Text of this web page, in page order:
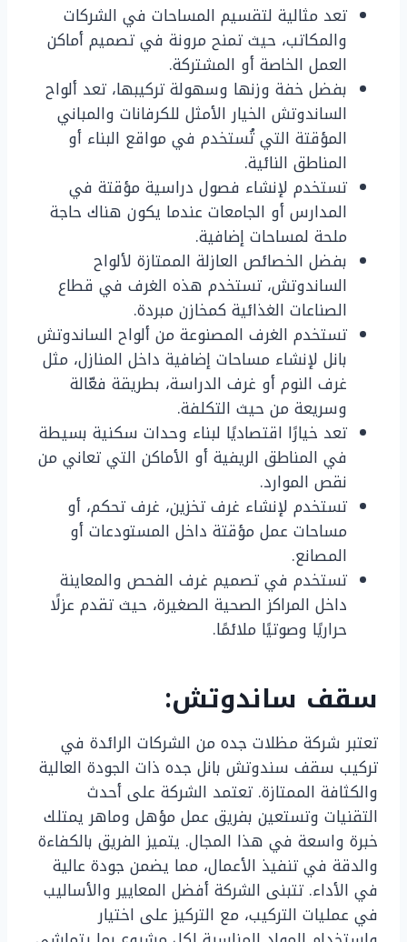
تعد مثالية لتقسيم المساحات في الشركات
والمكاتب، حيث تمنح مرونة في تصميم أماكن
العمل الخاصة أو المشتركة.
بفضل خفة وزنها وسهولة تركيبها، تعد ألواح
الساندوتش الخيار الأمثل للكرفانات والمباني
المؤقتة التي تُستخدم في مواقع البناء أو
المناطق النائية.
تستخدم لإنشاء فصول دراسية مؤقتة في
المدارس أو الجامعات عندما يكون هناك حاجة
ملحة لمساحات إضافية.
بفضل الخصائص العازلة الممتازة لألواح
الساندوتش، تستخدم هذه الغرف في قطاع
الصناعات الغذائية كمخازن مبردة.
تستخدم الغرف المصنوعة من ألواح الساندوتش
بانل لإنشاء مساحات إضافية داخل المنازل، مثل
غرف النوم أو غرف الدراسة، بطريقة فعّالة
وسريعة من حيث التكلفة.
تعد خيارًا اقتصاديًا لبناء وحدات سكنية بسيطة
في المناطق الريفية أو الأماكن التي تعاني من
نقص الموارد.
تستخدم لإنشاء غرف تخزين، غرف تحكم، أو
مساحات عمل مؤقتة داخل المستودعات أو
المصانع.
تستخدم في تصميم غرف الفحص والمعاينة
داخل المراكز الصحية الصغيرة، حيث تقدم عزلًا
حراريًا وصوتيًا ملائمًا.
سقف ساندوتش:
تعتبر شركة مظلات جده من الشركات الرائدة في
تركيب سقف سندوتش بانل جده ذات الجودة العالية
والكثافة الممتازة. تعتمد الشركة على أحدث
التقنيات وتستعين بفريق عمل مؤهل وماهر يمتلك
خبرة واسعة في هذا المجال. يتميز الفريق بالكفاءة
والدقة في تنفيذ الأعمال، مما يضمن جودة عالية
في الأداء. تتبنى الشركة أفضل المعايير والأساليب
في عمليات التركيب، مع التركيز على اختيار